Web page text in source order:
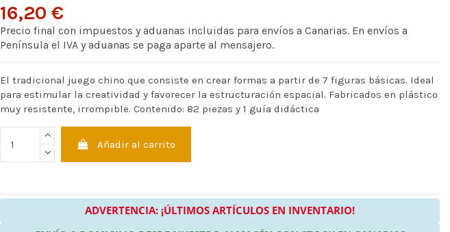
16,20 €
Precio final con impuestos y aduanas incluidas para envíos a Canarias. En envíos a
Península el IVA y aduanas se paga aparte al mensajero.
El tradicional juego chino que consiste en crear formas a partir de 7 figuras básicas. Ideal
para estimular la creatividad y favorecer la estructuración espacial. Fabricados en plástico
muy resistente, irrompible. Contenido: 82 piezas y 1 guía didáctica
Añadir al carrito
ADVERTENCIA: ¡ÚLTIMOS ARTÍCULOS EN INVENTARIO!